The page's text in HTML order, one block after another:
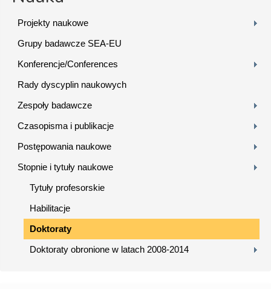
Projekty naukowe
Grupy badawcze SEA-EU
Konferencje/Conferences
Rady dyscyplin naukowych
Zespoły badawcze
Czasopisma i publikacje
Postępowania naukowe
Stopnie i tytuły naukowe
Tytuły profesorskie
Habilitacje
Doktoraty
Doktoraty obronione w latach 2008-2014